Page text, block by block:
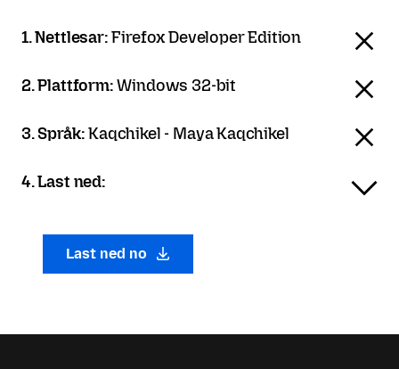
1. Nettlesar:Firefox Developer Edition
2. Plattform:Windows 32-bit
3. Språk:Kaqchikel - Maya Kaqchikel
4. Last ned:
Last ned no